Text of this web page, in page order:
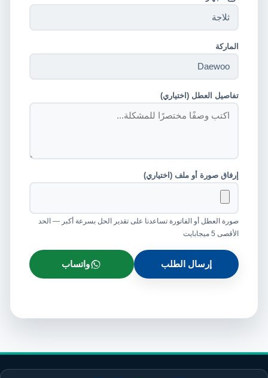
الماركة
تفاصيل العطل (اختياري)
إرفاق صورة أو ملف (اختياري)
صورة العطل أو الفاتورة تساعدنا على تقدير الحل بسرعة أكبر — الحد
الأقصى 5 ميجابايت
إرسال الطلب واتساب